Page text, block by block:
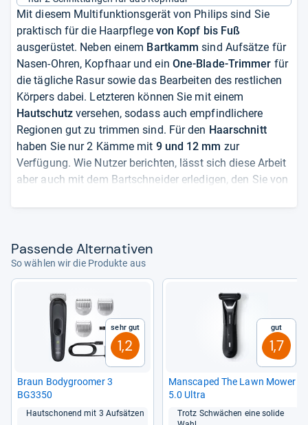
Mit diesem Multifunktionsgerät von Philips sind Sie
praktisch für die Haarpflege von Kopf bis Fuß
ausgerüstet. Neben einem Bartkamm sind Aufsätze für
Nasen-Ohren, Kopfhaar und ein One-Blade-Trimmer für
die tägliche Rasur sowie das Bearbeiten des restlichen
Körpers dabei. Letzteren können Sie mit einem
Hautschutzversehen, sodass auch empfindlichere
Regionen gut zu trimmen sind. Für den Haarschnitt
haben Sie nur 2 Kämme mit 9 und 12 mm zur
Verfügung. Wie Nutzer berichten, lässt sich diese Arbeit
aber auch mit dem Bartschneider erledigen, den Sie von
Positiv fällt außerdem die Akkulaufzeit auf: Bis zu
Stundentrimmen Sie mit einer vollen Ladung, ein
Netzbetrieb ist aber nicht möglich.
von Marguerita Fuller
Pas­sende Alter­na­ti­ven
So wählen wir die Produkte aus
Sehr gut
1,2
Braun Body­groo­mer 3
BG3350
Haut­scho­nend mit 3 Auf­sät­zen
Gut
1,7
Mans­ca­ped The Lawn Mower
5.0 Ultra
Trotz Schwä­chen eine solide